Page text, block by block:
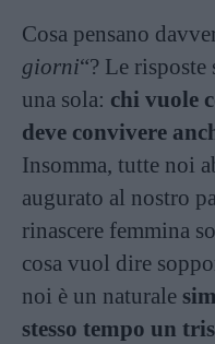
Cosa pensano
giorni“? Le
una sola: chi vuole
deve convivere
Insomma, tutte noi
augurato al nostro
rinascere femmina
cosa vuol dire
noi è un naturale
stesso tempo un